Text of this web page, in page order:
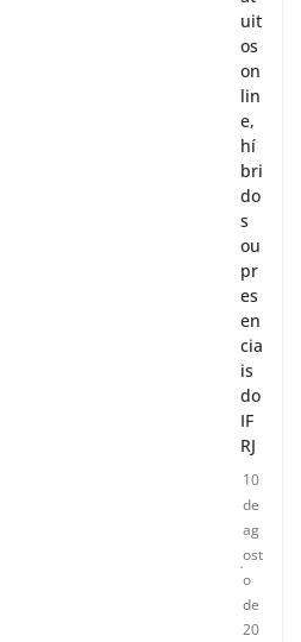
uit
os
on
lin
e,
hí
bri
do
s
ou
pr
es
en
cia
is
do
IF
RJ
10
de
ag
ost
o
de
20